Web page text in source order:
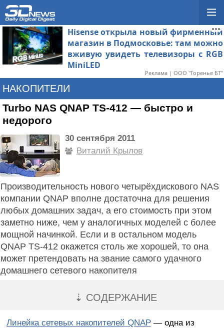
Hisense открыла новый фирменный
магазин в Подмосковье: там можно
вживую увидеть телевизоры с RGB
MiniLED
Реклама | ООО "Горенье БТ"
НАКОПИТЕЛИ
Turbo NAS QNAP TS-412 — быстро и
недорого
30 сентября 2011
Виталий Крылов
Производительность нового четырёхдискового NAS
компании QNAP вполне достаточна для решения
любых домашних задач, а его стоимость при этом
заметно ниже, чем у аналогичных моделей с более
мощной начинкой. Если и в остальном модель
QNAP TS-412 окажется столь же хорошей, то она
может претендовать на звание самого удачного
домашнего сетевого накопителя
⇣ СОДЕРЖАНИЕ
Линейка сетевых накопителей QNAP— одна из